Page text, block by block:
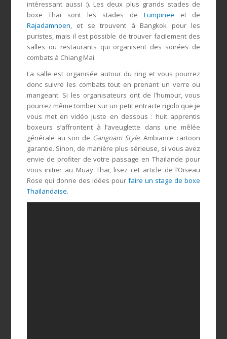
intéressant aussi :). Les deux plus grands stades de
boxe Thaï sont les stades de Lumpinee et de
Rajadamnoen, et se trouvent à Bangkok pour les
puristes, mais il est possible de trouver facilement des
salles ou restaurants qui organisent des soirées de
combats à Chiang Mai.
La salle est organisée autour du ring et vous pourrez
donc suivre les combats tout en prenant un verre ou
mangeant. Si les organisateurs ont de l’humour, vous
pourrez même tomber sur un petit entracte rigolo que je
vous met en vidéo juste en dessous : huit apprentis
boxeurs s’affrontent à l’aveuglette dans une mêlée
générale au son de Gangnam Style. Ambiance cartoon
garantie. Sinon, de manière plus sérieuse, si vous avez
envie de profiter de votre passage en Thaïlande pour
vous initier au Muay Thai, lisez cet article de l’Oiseau
Rose qui donne des idées pourfaire un stage de boxe
Thaïlandaise.